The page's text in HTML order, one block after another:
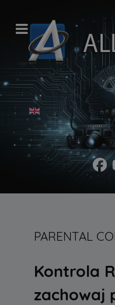
Wybierz swój język
PARENTAL
Kontrola
zachowaj